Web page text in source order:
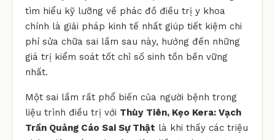
tìm hiểu kỹ lưỡng về phác đồ điều trị y khoa
chính là giải pháp kinh tế nhất giúp tiết kiệm chi
phí sửa chữa sai lầm sau này, hướng đến những
giá trị kiểm soát tốt chỉ số sinh tồn bền vững
nhất.
Một sai lầm rất phổ biến của người bệnh trong
liệu trình điều trị với Thùy Tiên, Kẹo Kera: Vạch
Trần Quảng Cáo Sai Sự Thật là khi thấy các triệu